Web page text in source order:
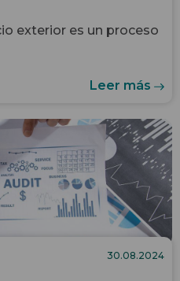
exterior es un proceso
Leer más
30.08.2024